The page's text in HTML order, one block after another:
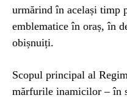
urmărind în același timp
emblematice în oraș, în
obișnuiți.
Scopul principal al
mărfurile inamicilor – în